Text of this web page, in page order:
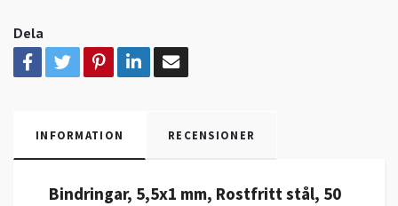
Dela
INFORMATION RECENSIONER
Bindringar, 5,5x1 mm, Rostfritt stål, 50